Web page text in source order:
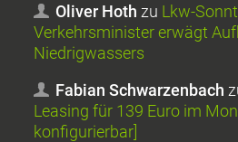
Oliver Hoth zu Lkw-
Verkehrsminister erwägt
Niedrigwassers
Fabian Schwarzenbach
Leasing für 139 Euro im
konfigurierbar]